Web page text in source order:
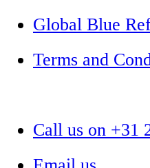
Global Blue
Terms and
Call us on +31